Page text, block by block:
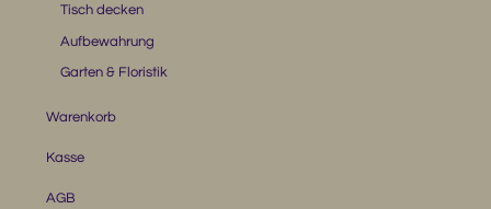
Tisch decken
Aufbewahrung
Garten & Floristik
Warenkorb
Kasse
AGB